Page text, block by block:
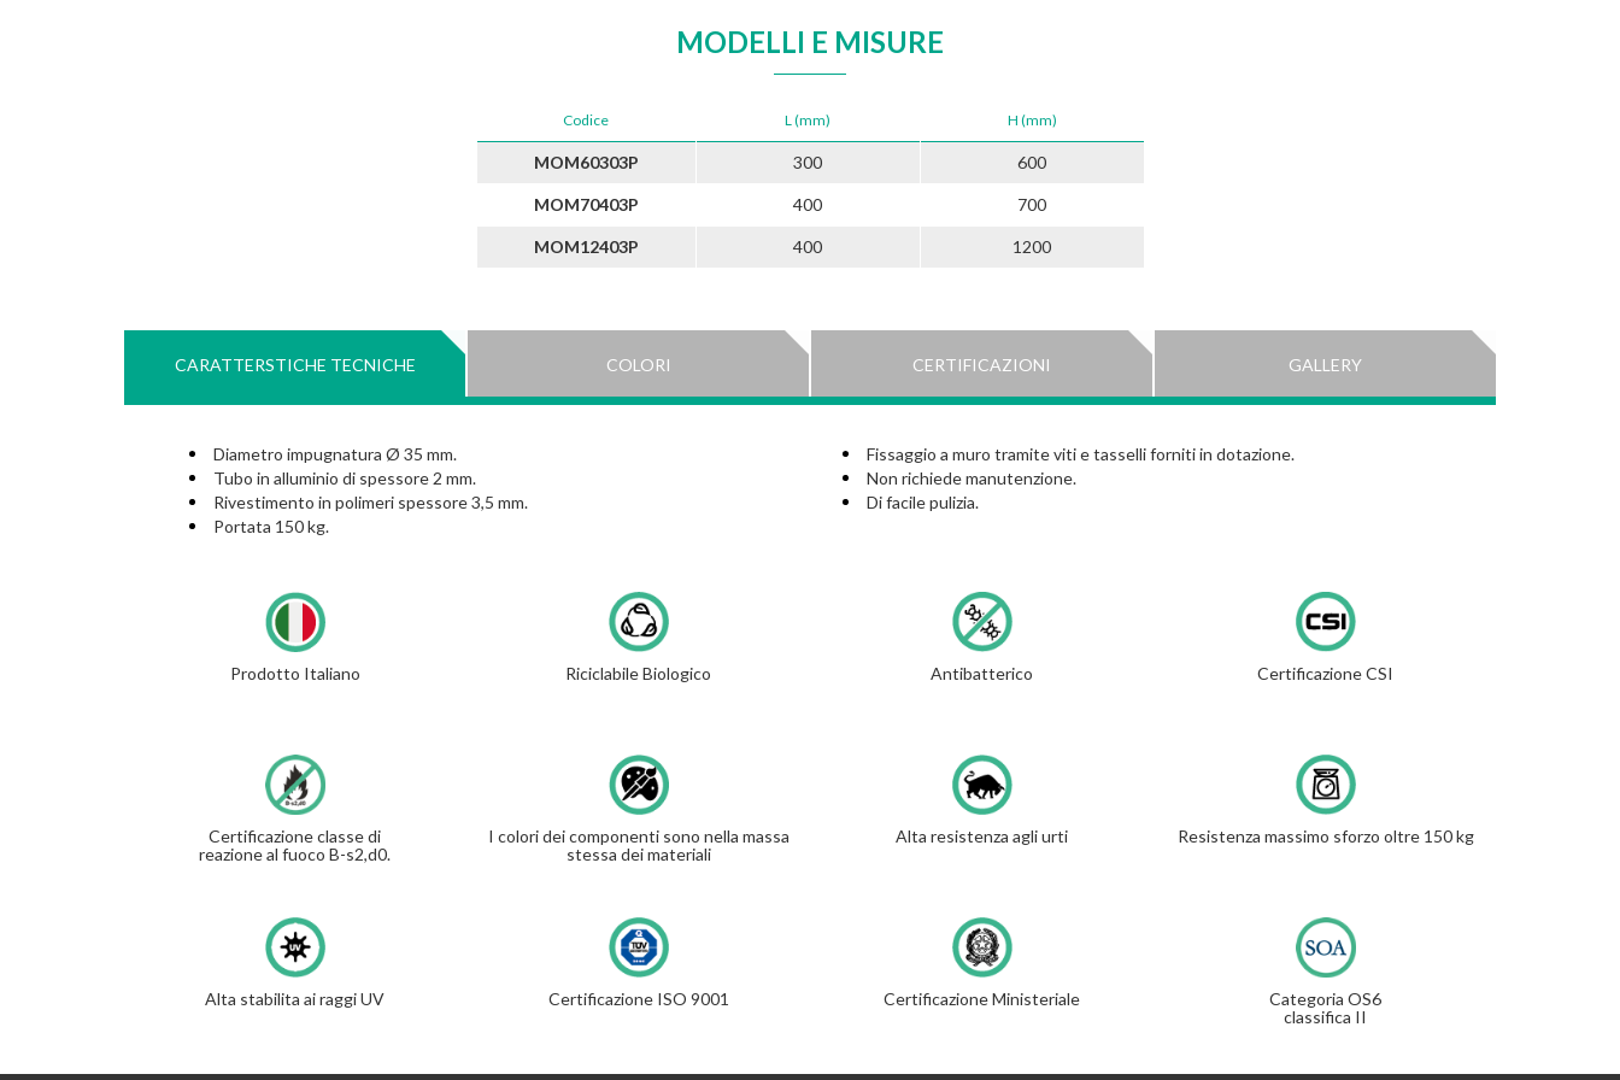
MODELLI E MISURE
Codice L (mm) H (mm)
MOM60303P 300 600
MOM70403P 400 700
MOM12403P 400 1200
CARATTERSTICHE TECNICHE COLORI CERTIFICAZIONI GALLERY
Diametro impugnatura Ø 35 mm.
Tubo in alluminio di spessore 2 mm.
Rivestimento in polimeri spessore 3,5 mm.
Portata 150 kg.
Fissaggio a muro tramite viti e tasselli forniti in dotazione.
Non richiede manutenzione.
Di facile pulizia.
Prodotto Italiano Riciclabile Biologico Antibatterico Certificazione CSI
Certificazione classe di
reazione al fuoco B-s2,d0.
I colori dei componenti sono nella massa
stessa dei materiali
Alta resistenza agli urti Resistenza massimo sforzo oltre 150 kg
Alta stabilita ai raggi UV Certificazione ISO 9001 Certificazione Ministeriale
Categoria OS6
classifica II